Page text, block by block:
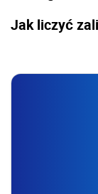
Jak liczyć